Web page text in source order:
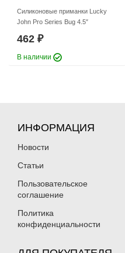
Силиконовые приманки Lucky
John Pro Series Bug 4.5″
462 ₽
В наличии
ИНФОРМАЦИЯ
Новости
Статьи
Пользовательское
соглашение
Политика
конфиденциальности